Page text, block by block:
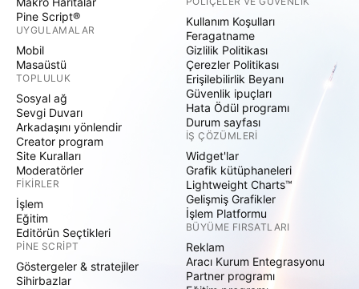
Pine Script®
UYGULAMALAR
Mobil
Masaüstü
TOPLULUK
Sosyal ağ
Sevgi Duvarı
Arkadaşını yönlendir
Creator program
Site Kuralları
Moderatörler
FIKIRLER
İşlem
Eğitim
Editörün Seçtikleri
PINE SCRIPT
Göstergeler & stratejiler
Sihirbazlar
Kullanım Koşulları
Feragatname
Gizlilik Politikası
Çerezler Politikası
Erişilebilirlik Beyanı
Güvenlik ipuçları
Hata Ödül programı
Durum sayfası
İŞ ÇÖZÜMLERI
Widget'lar
Grafik kütüphaneleri
Lightweight Charts™
Gelişmiş Grafikler
İşlem Platformu
BÜYÜME FIRSATLARI
Reklam
Aracı Kurum Entegrasyonu
Partner programı